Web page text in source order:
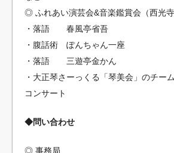
◎ ふれあい演芸会&音楽鑑賞会（西光
・落語 春風亭省吾
・腹話術 ぽんちゃん一座
・落語 三遊亭金かん
・大正琴さーっくる「琴美会」のチー
コンサート
◆問い合わせ
◎ 事務局